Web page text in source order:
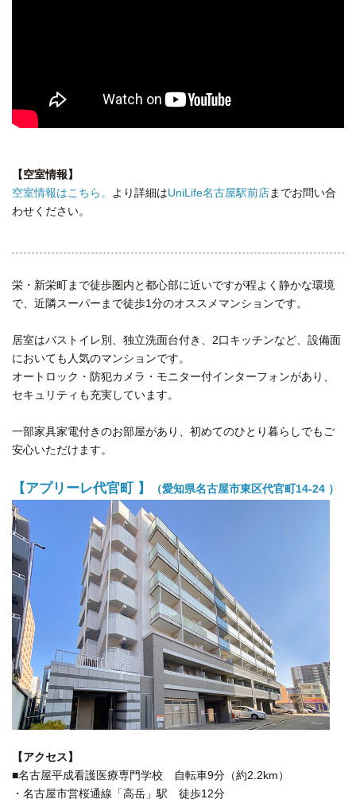
【空室情報】
空室情報はこちら。
より詳細はUniLife名古屋駅前店までお問い合
わせください。
栄・新栄町まで徒歩圏内と都心部に近いですが程よく静かな環境
で、近隣スーパーまで徒歩1分のオススメマンションです。
居室はバストイレ別、独立洗面台付き、2口キッチンなど、設備面
においても人気のマンションです。
オートロック・防犯カメラ・モニター付インターフォンがあり、
セキュリティも充実しています。
一部家具家電付きのお部屋があり、初めてのひとり暮らしでもご
安心いただけます。
【アプリーレ代官町 】 （愛知県名古屋市東区代官町14-24 ）
【アクセス】
■名古屋平成看護医療専門学校 自転車9分（約2.2km）
・名古屋市営桜通線「高岳」駅 徒歩12分